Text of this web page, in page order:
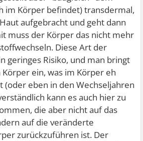
im Körper befindet) transdermal,
aufgebracht und geht dann
muss der Körper das nicht mehr
Diese Art der
geringes Risiko, und man bringt
ein, was im Körper eh
(oder eben in den Wechseljahren
kann es auch hier zu
die aber nicht auf das
auf die veränderte
zurückzuführen ist. Der